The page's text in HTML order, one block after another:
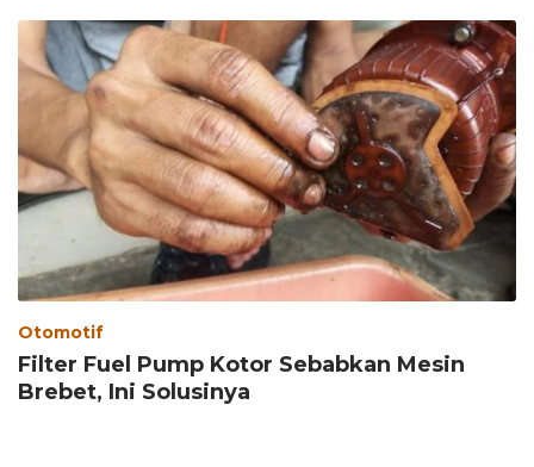
Otomotif
Filter Fuel Pump Kotor Sebabkan Mesin
Brebet, Ini Solusinya